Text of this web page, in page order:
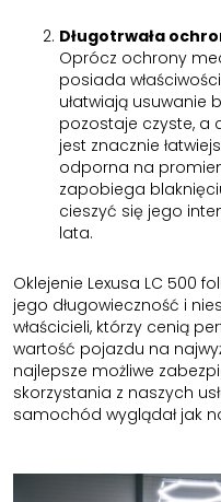
Długotrwała
Oprócz ochrony
posiada
ułatwiają usuwanie
pozostaje czyste, a
jest znacznie
odporna na
zapobiega
cieszyć się jego
lata.
Oklejenie Lexusa LC 500
jego długowieczność i
właścicieli, którzy cenią
wartość pojazdu na
najlepsze możliwe
skorzystania z naszych
samochód wyglądał jak